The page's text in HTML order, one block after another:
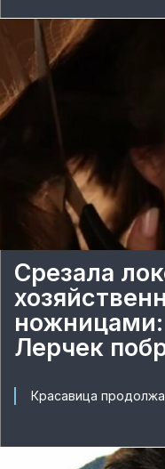
Срезала
Лерчек
Красавица